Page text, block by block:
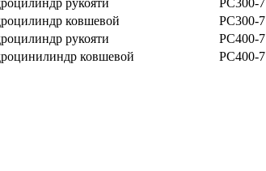
ковшевой
PC300-7
рукояти
PC400-7
ковшевой PC400-7